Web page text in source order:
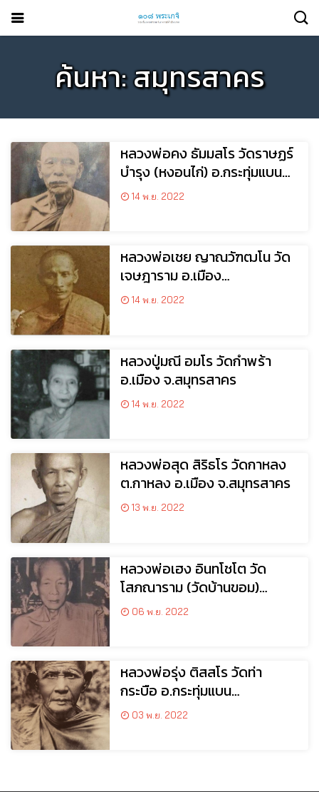
ค้นหา: สมุทรสาคร
หลวงพ่อคง ธัมมสโร วัดราษฏร์
บำรุง (หงอนไก่) อ.กระทุ่มแบน
จ.สมุทรสงคราม
14 พ.ย. 2022
หลวงพ่อเชย ญาณวัฑฒโน วัด
เจษฎาราม อ.เมือง
จ.สมุทรสาคร
14 พ.ย. 2022
หลวงปู่มณี อมโร วัดกำพร้า
อ.เมือง จ.สมุทรสาคร
14 พ.ย. 2022
หลวงพ่อสุด สิริธโร วัดกาหลง
ต.กาหลง อ.เมือง จ.สมุทรสาคร
13 พ.ย. 2022
หลวงพ่อเฮง อินทโชโต วัด
โสภณาราม (วัดบ้านขอม)
อ.เมือง จ.สมุทรสาคร
06 พ.ย. 2022
หลวงพ่อรุ่ง ติสสโร วัดท่า
กระบือ อ.กระทุ่มแบน
จ.สมุทรสาคร
03 พ.ย. 2022